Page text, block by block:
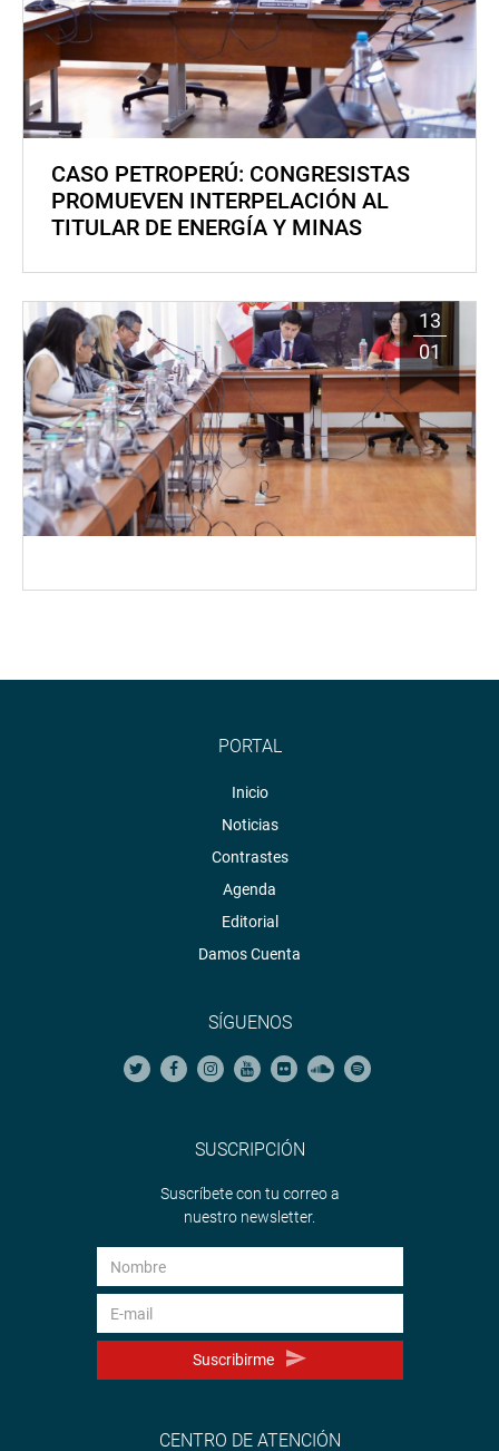
CASO PETROPERÚ: CONGRESISTAS
PROMUEVEN INTERPELACIÓN AL
TITULAR DE ENERGÍA Y MINAS
13
01
PORTAL
Inicio
Noticias
Contrastes
Agenda
Editorial
Damos Cuenta
SÍGUENOS
SUSCRIPCIÓN
Suscríbete con tu correo a
nuestro newsletter.
Suscribirme
CENTRO DE ATENCIÓN